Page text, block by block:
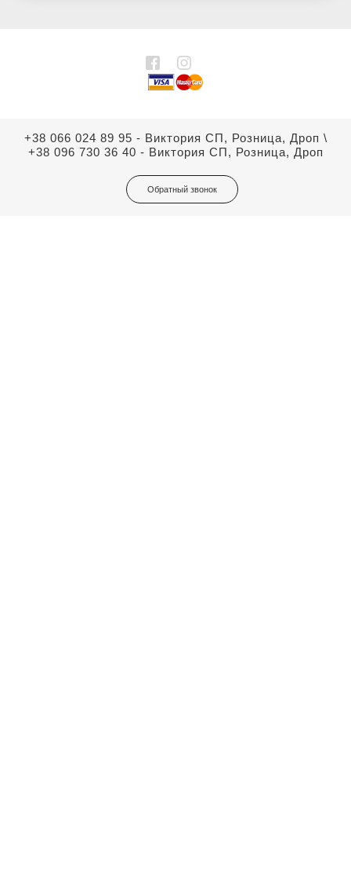
+38 066 024 89 95 - Виктория СП, Розница, Дроп \
+38 096 730 36 40 - Виктория СП, Розница, Дроп
Обратный звонок